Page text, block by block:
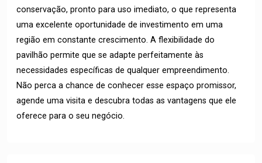
conservação, pronto para uso imediato, o que representa
uma excelente oportunidade de investimento em uma
região em constante crescimento. A flexibilidade do
pavilhão permite que se adapte perfeitamente às
necessidades específicas de qualquer empreendimento.
Não perca a chance de conhecer esse espaço promissor,
agende uma visita e descubra todas as vantagens que ele
oferece para o seu negócio.